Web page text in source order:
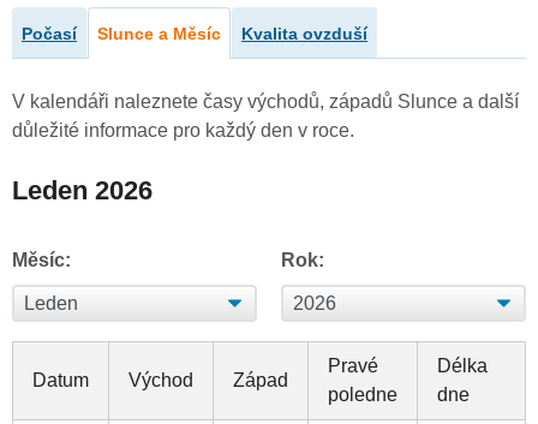
Počasí Slunce a Měsíc Kvalita ovzduší
V kalendáři naleznete časy východů, západů Slunce a další
důležité informace pro každý den v roce.
Leden 2026
Měsíc: Rok:
Datum Východ Západ
Pravé
poledne
Délka
dne